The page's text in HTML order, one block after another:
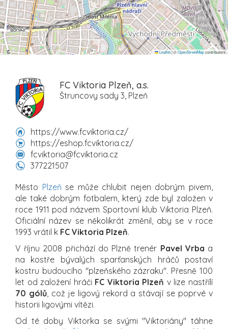
Leaflet|©OpenStreetMapcontributors
FC Viktoria Plzeň, a.s.
Štruncovy sady 3, Plzeň
https://www.fcviktoria.cz/
https://eshop.fcviktoria.cz/
fcviktoria@fcviktoria.cz
377221507
Město Plzeň se může chlubit nejen dobrým pivem,
ale také dobrým fotbalem, který zde byl založen v
roce 1911 pod názvem Sportovní klub Viktoria Plzeň.
Oficiální název se několikrát změnil, aby se v roce
1993 vrátil k FC Viktoria Plzeň.
V říjnu 2008 přichází do Plzně trenér Pavel Vrba a
na kostře bývalých sparťanských hráčů postaví
kostru budoucího "plzeňského zázraku". Přesně 100
let od založení hráči FC Viktoria Plzeň v lize nastřílí
70 gólů, což je ligový rekord a stávají se poprvé v
historii ligovými vítězi.
Od té doby Viktorka se svými "Viktoriány" táhne